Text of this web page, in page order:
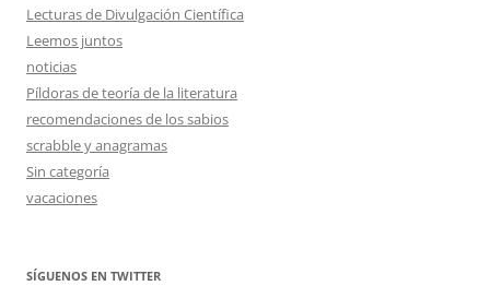
Lecturas de Divulgación Científica
Leemos juntos
noticias
Píldoras de teoría de la literatura
recomendaciones de los sabios
scrabble y anagramas
Sin categoría
vacaciones
SÍGUENOS EN TWITTER